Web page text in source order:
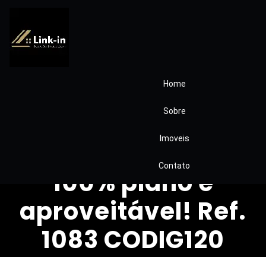
Home
Sobre
Imoveis
Contato
Condomínio
Passárgada D
(LOTE) 1.483,16m² -
100% plano e
aproveitável! Ref.
1083 CODIG120